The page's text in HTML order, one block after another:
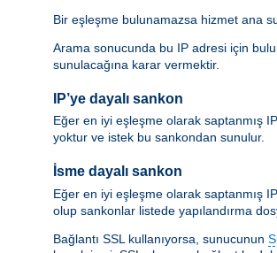
Bir eşleşme bulunamazsa hizmet ana
Arama sonucunda bu IP adresi için
sunulacağına karar vermektir.
IP’ye dayalı sankon
Eğer en iyi eşleşme olarak saptanmış
yoktur ve istek bu sankondan sunulur.
İsme dayalı sankon
Eğer en iyi eşleşme olarak saptanmış
olup sankonlar listede yapılandırma
Bağlantı SSL kullanıyorsa, sunucunun